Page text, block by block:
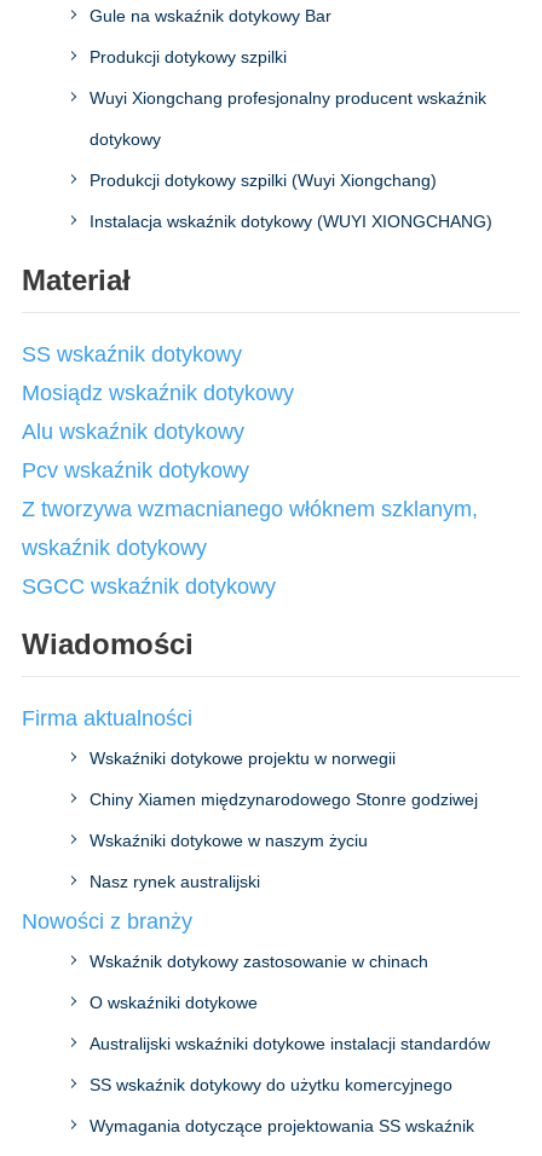
Gule na wskaźnik dotykowy Bar
Produkcji dotykowy szpilki
Wuyi Xiongchang profesjonalny producent wskaźnik
dotykowy
Produkcji dotykowy szpilki (Wuyi Xiongchang)
Instalacja wskaźnik dotykowy (WUYI XIONGCHANG)
Materiał
SS wskaźnik dotykowy
Mosiądz wskaźnik dotykowy
Alu wskaźnik dotykowy
Pcv wskaźnik dotykowy
Z tworzywa wzmacnianego włóknem szklanym,
wskaźnik dotykowy
SGCC wskaźnik dotykowy
Wiadomości
Firma aktualności
Wskaźniki dotykowe projektu w norwegii
Chiny Xiamen międzynarodowego Stonre godziwej
Wskaźniki dotykowe w naszym życiu
Nasz rynek australijski
Nowości z branży
Wskaźnik dotykowy zastosowanie w chinach
O wskaźniki dotykowe
Australijski wskaźniki dotykowe instalacji standardów
SS wskaźnik dotykowy do użytku komercyjnego
Wymagania dotyczące projektowania SS wskaźnik